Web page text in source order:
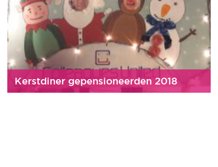
Kerstdiner gepensioneerden 2018